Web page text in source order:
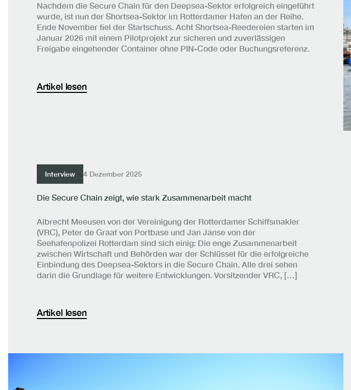
Nachdem die Secure Chain für den Deepsea-Sektor erfolgreich eingeführt
wurde, ist nun der Shortsea-Sektor im Rotterdamer Hafen an der Reihe.
Ende November fiel der Startschuss. Acht Shortsea-Reedereien starten im
Januar 2026 mit einem Pilotprojekt zur sicheren und zuverlässigen
Freigabe eingehender Container ohne PIN-Code oder Buchungsreferenz.
Artikel lesen
Interview 4 Dezember 2025
Die Secure Chain zeigt, wie stark Zusammenarbeit macht
Albrecht Meeusen von der Vereinigung der Rotterdamer Schiffsmakler
(VRC), Peter de Graaf von Portbase und Jan Janse von der
Seehafenpolizei Rotterdam sind sich einig: Die enge Zusammenarbeit
zwischen Wirtschaft und Behörden war der Schlüssel für die erfolgreiche
Einbindung des Deepsea-Sektors in die Secure Chain. Alle drei sehen
darin die Grundlage für weitere Entwicklungen. Vorsitzender VRC, […]
Artikel lesen